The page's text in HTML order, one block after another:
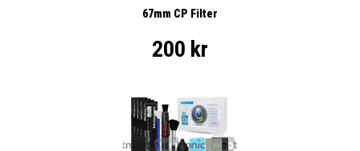
67mm CP Filter
200 kr